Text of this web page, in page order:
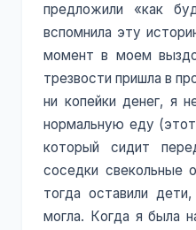
предложили «как
вспомнила эту
момент в моем
трезвости пришла в
ни копейки денег, я
нормальную еду
который сидит
соседки свекольные
тогда оставили
могла. Когда я была